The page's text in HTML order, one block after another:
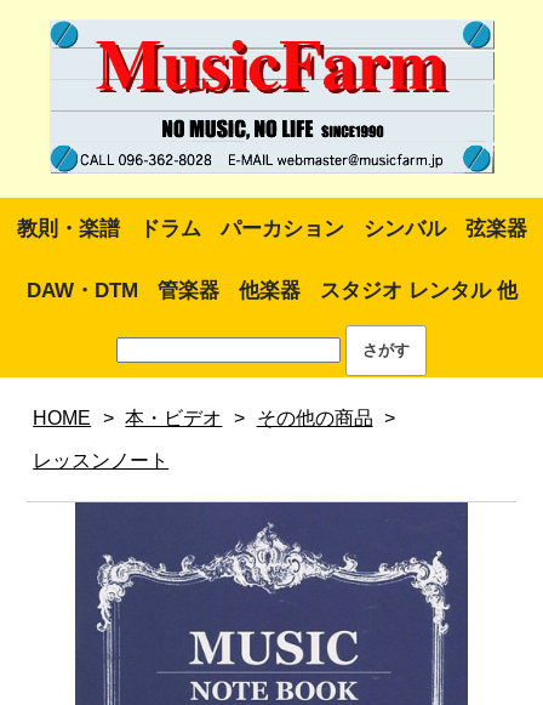
教則・楽譜 ドラム パーカション シンバル 弦楽器
DAW・DTM 管楽器 他楽器 スタジオ レンタル 他
HOME > 本・ビデオ > その他の商品 >
レッスンノート